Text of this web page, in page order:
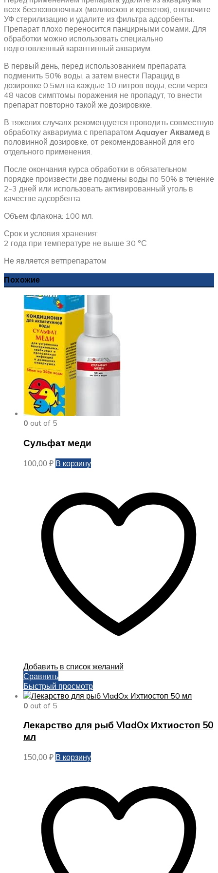
всех беспозвоночных (моллюсков и креветок), отключите
УФ стерилизацию и удалите из фильтра адсорбенты.
Препарат плохо переносится панцирными сомами. Для
обработки можно использовать специально
подготовленный карантинный аквариум.
В первый день, перед использованием препарата
подменить 50% воды, а затем внести Парацид в
дозировке 0.5мл на каждые 10 литров воды, если через
48 часов симптомы поражения не пропадут, то внести
препарат повторно такой же дозировкке.
В тяжелих случаях рекомендуется проводить совместную
обработку аквариума с препаратом Aquayer Аквамед в
половинной дозировке, от рекомендованной для его
отдельного применения.
После окончания курса обработки в обязательном
порядке произвести две подмены воды по 50% в течение
2-3 дней или использовать активированный уголь в
качестве адсорбента.
Объем флакона: 100 мл.
Срок и условия хранения:
2 года при температуре не выше 30 °С
Не является ветпрепаратом
Похожие
0 out of 5
Сульфат меди
100,00 ₽ В корзину
Добавить в список желаний
Сравнить
Быстрый просмотр
0 out of 5
Лекарство для рыб VladOx Ихтиостоп 50
мл
150,00 ₽ В корзину